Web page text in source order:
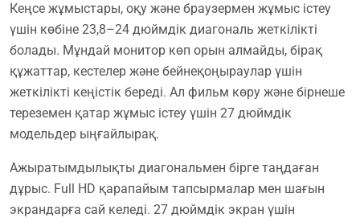
Кеңсе жұмыстары, оқу және браузермен жұмыс істеу
үшін көбіне 23,8–24 дюймдік диагональ жеткілікті
болады. Мұндай монитор көп орын алмайды, бірақ
құжаттар, кестелер және бейнеқоңыраулар үшін
жеткілікті кеңістік береді. Ал фильм көру және бірнеше
тереземен қатар жұмыс істеу үшін 27 дюймдік
модельдер ыңғайлырақ.
Ажыратымдылықты диагональмен бірге таңдаған
дұрыс. Full HD қарапайым тапсырмалар мен шағын
экрандарға сай келеді. 27 дюймдік экран үшін